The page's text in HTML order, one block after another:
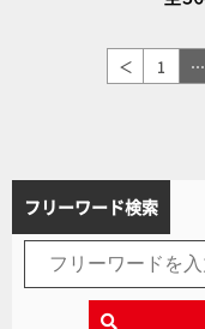
＜ 1 …
フリーワード検索